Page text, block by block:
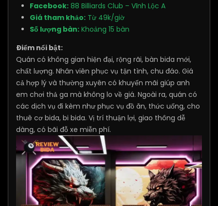
Facebook: 88 Billiards Club – Vĩnh Lộc A
Giá tham khảo: Từ 49k/giờ
Số lượng bàn: Khoảng 15 bàn
Điểm nổi bật:
Quán có không gian hiện đại, rộng rãi, bàn bida mới,
chất lượng. Nhân viên phục vụ tận tình, chu đáo. Giá
cả hợp lý và thường xuyên có khuyến mãi giúp anh
em chơi thả ga mà không lo về giá. Ngoài ra, quán có
các dịch vụ đi kèm như phục vụ đồ ăn, thức uống, cho
thuê cơ bida, bi bida. Vị trí thuận lợi, giao thông dễ
dàng, có bãi đỗ xe miễn phí.